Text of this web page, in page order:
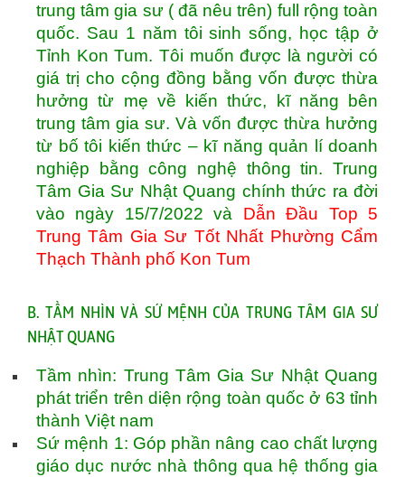
trung tâm gia sư ( đã nêu trên) full rộng toàn
quốc. Sau 1 năm tôi sinh sống, học tập ở
Tỉnh Kon Tum. Tôi muốn được là người có
giá trị cho cộng đồng bằng vốn được thừa
hưởng từ mẹ về kiến thức, kĩ năng bên
trung tâm gia sư. Và vốn được thừa hưởng
từ bố tôi kiến thức – kĩ năng quản lí doanh
nghiệp bằng công nghệ thông tin. Trung
Tâm Gia Sư Nhật Quang chính thức ra đời
vào ngày 15/7/2022 và Dẫn Đầu Top 5
Trung Tâm Gia Sư Tốt Nhất Phường Cẩm
Thạch Thành phố Kon Tum
B. TẦM NHÌN VÀ SỨ MỆNH CỦA TRUNG TÂM GIA SƯ
NHẬT QUANG
Tầm nhìn: Trung Tâm Gia Sư Nhật Quang
phát triển trên diện rộng toàn quốc ở 63 tỉnh
thành Việt nam
Sứ mệnh 1: Góp phần nâng cao chất lượng
giáo dục nước nhà thông qua hệ thống gia